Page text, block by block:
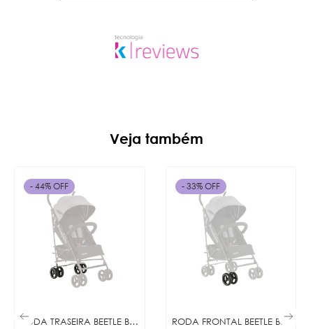
Veja também
RODA TRASEIRA BEETLE BLACK
- 44% OFF
RODA FRONTAL BEETLE BLACK
- 33% OFF